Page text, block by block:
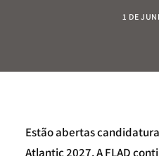
1 DE
Estão abertas
Atlantic 2027. A FLAD